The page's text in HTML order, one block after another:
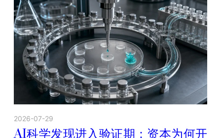
2026-07-29
AI科学发现进入验证期：资本为何开